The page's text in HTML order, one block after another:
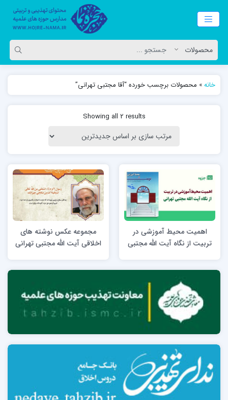
خانه» محصولات برچسب خورده “آقا مجتبی تهرانی”
Showing all 2 results
اهمیت محیط آموزشی در
تربیت از نگاه آیت الله مجتبی
مجموعه عکس نوشته های
اخلاقی آیت الله مجتبی تهرانی